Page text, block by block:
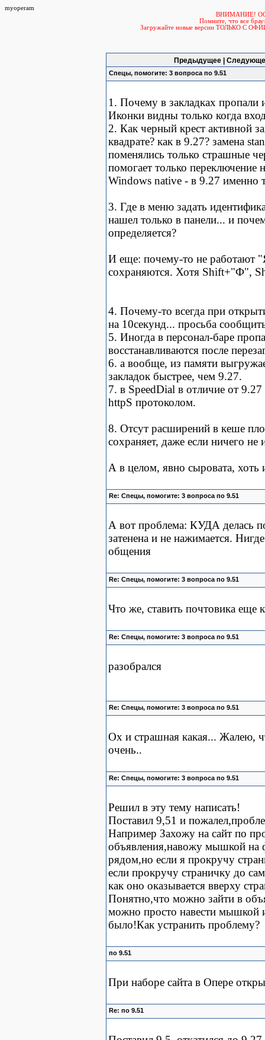
myoperam
ВНИМАНИЕ!
Помните, что все
Загружайте новые версии ТОЛЬКО С
Предыдущее |
Спецы, помогите: 3 вопроса по 9.51
1. Почему в закладках пропали
Иконки видны только когда
2. Как черный крест активной
квадрате? как в 9.27? замена
поменялись только страшные
помогает только
Windows native - в 9.27 именно
3. Где в меню задать
нашел только в панели... и
определяется?
И еще: почему-то не работают
сохраняются. Хотя Shift+"Ф",
4. Почему-то всегда при
на 10секунд... просьба
5. Иногда в персонал-баре
восстанавливаются после
6. а вообще, из памяти
закладок быстрее, чем 9.27.
7. в SpeedDial в отличие от
httpS протоколом.
8. Отсут расширений в кеше
сохраняет, даже если ничего
А в целом, явно сыровата, хоть
Re: Спецы, помогите: 3 вопроса по 9.51
А вот проблема: КУДА делась
затенена и не нажимается.
общения
Re: Спецы, помогите: 3 вопроса по 9.51
Что же, ставить почтовика еще
Re: Спецы, помогите: 3 вопроса по 9.51
разобрался
Re: Спецы, помогите: 3 вопроса по 9.51
Ох и страшная какая... Жалею,
очень..
Re: Спецы, помогите: 3 вопроса по 9.51
Решил в эту тему написать!
Поставил 9,51 и
Например Захожу на сайт по
объявления,навожу мышкой на
рядом,но если я прокручу
если прокручу страничку до
как оно оказывается вверху
Понятно,что можно зайти в
можно просто навести мышкой
было!Как устранить проблему?
по 9.51
При наборе сайта в Опере
Re: по 9.51